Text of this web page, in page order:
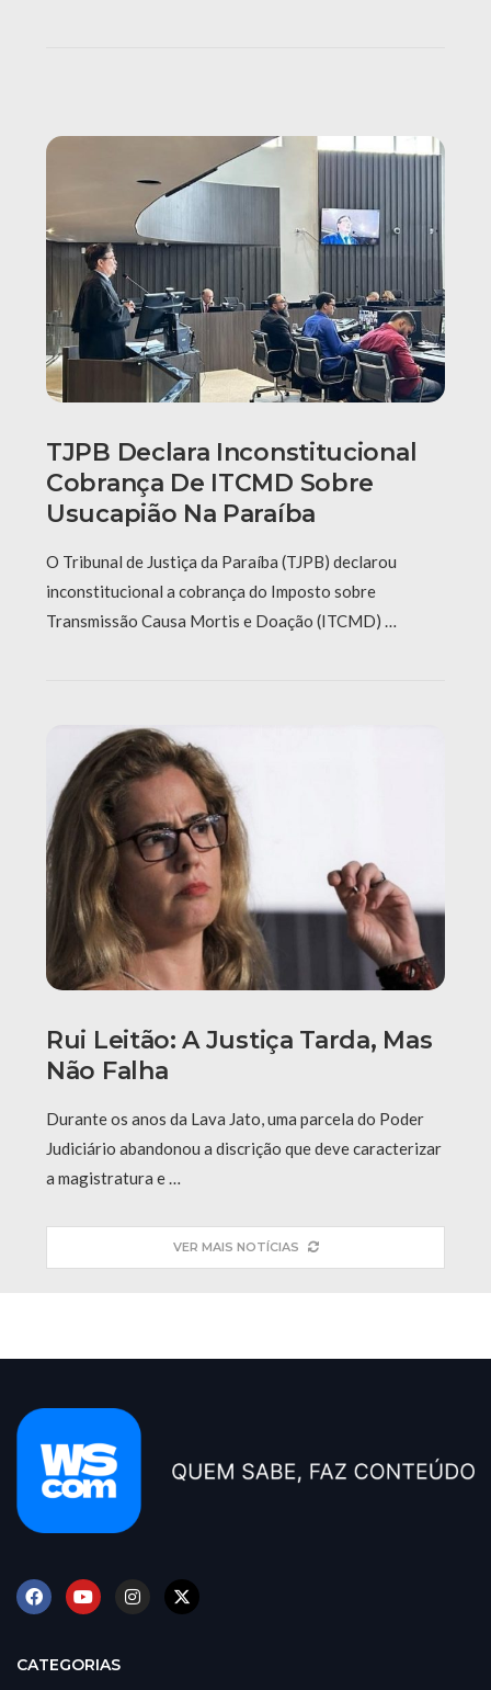
TJPB Declara Inconstitucional
Cobrança De ITCMD Sobre
Usucapião Na Paraíba
O Tribunal de Justiça da Paraíba (TJPB) declarou
inconstitucional a cobrança do Imposto sobre
Transmissão Causa Mortis e Doação (ITCMD) …
Rui Leitão: A Justiça Tarda, Mas
Não Falha
Durante os anos da Lava Jato, uma parcela do Poder
Judiciário abandonou a discrição que deve caracterizar
a magistratura e …
VER MAIS NOTÍCIAS
CATEGORIAS